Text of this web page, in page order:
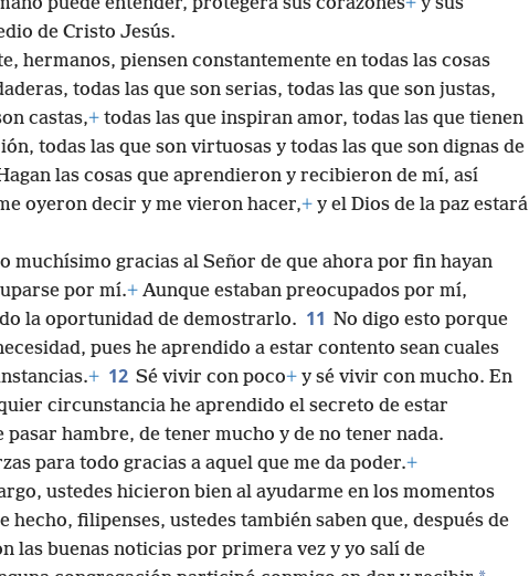
de Cristo Jesús.
hermanos, piensen constantemente en todas las cosas
todas las que son serias, todas las que son justas,
castas,+ todas las que inspiran amor, todas las que tienen
todas las que son virtuosas y todas las que son dignas de
las cosas que aprendieron y recibieron de mí, así
oyeron decir y me vieron hacer,+ y el Dios de la paz estará
muchísimo gracias al Señor de que ahora por fin hayan
por mí.+ Aunque estaban preocupados por mí,
la oportunidad de demostrarlo. 11 No digo esto porque
pues he aprendido a estar contento sean cuales
+ 12 Sé vivir con poco+ y sé vivir con mucho. En
circunstancia he aprendido el secreto de estar
pasar hambre, de tener mucho y de no tener nada.
para todo gracias a aquel que me da poder.+
ustedes hicieron bien al ayudarme en los momentos
hecho, filipenses, ustedes también saben que, después de
las buenas noticias por primera vez y yo salí de